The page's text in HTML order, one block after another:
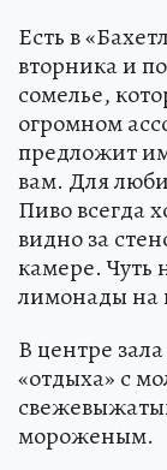
Есть в
вторника и
сомелье,
огромном
предложит
вам. Для
Пиво всегда
видно за
камере. Чуть
лимонады на
В центре
«отдыха» с
мороженым.